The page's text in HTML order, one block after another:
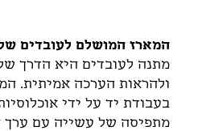
המארז המושלם לעובדים
מתנה לעובדים היא הדרך
ולהראות הערכה אמיתית.
בעבודת יד על ידי
מתפיסה של עשייה עם ערך